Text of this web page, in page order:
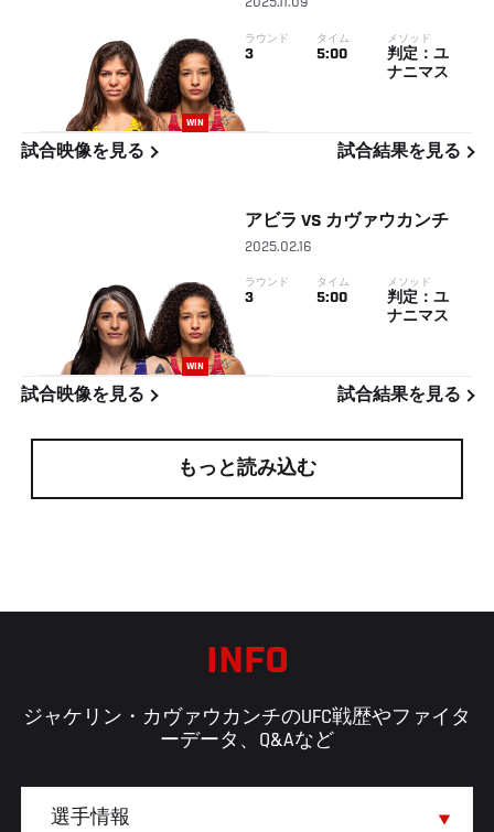
WIN
2025.11.09
ラウンド
3
タイム
5:00
メソッド
判定：ユ
ナニマス
試合映像を見る 試合結果を見る
WIN
アビラ VS カヴァウカンチ
2025.02.16
ラウンド
3
タイム
5:00
メソッド
判定：ユ
ナニマス
試合映像を見る 試合結果を見る
もっと読み込む
INFO
ジャケリン・カヴァウカンチのUFC戦歴やファイタ
ーデータ、Q&Aなど